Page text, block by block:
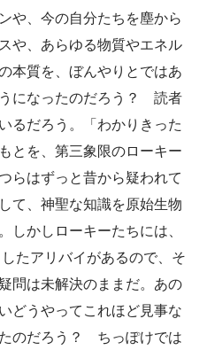
や、今の自分たちを塵から
や、あらゆる物質やエネル
本質を、ぼんやりとではあ
になったのだろう？ 読者
るだろう。「わかりきった
とを、第三象限のローキー
らはずっと昔から疑われて
て、神聖な知識を原始生物
しかしローキーたちには、
たアリバイがあるので、そ
問は未解決のままだ。あの
どうやってこれほど見事な
のだろう？ ちっぽけでは